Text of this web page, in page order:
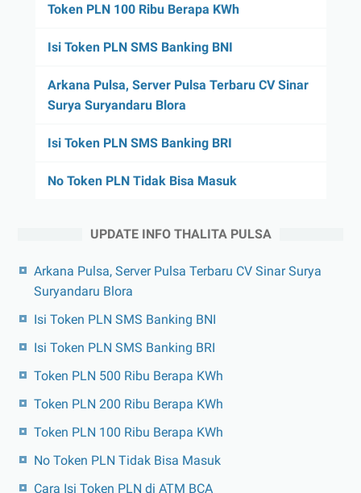
Token PLN 100 Ribu Berapa KWh
Isi Token PLN SMS Banking BNI
Arkana Pulsa, Server Pulsa Terbaru CV Sinar
Surya Suryandaru Blora
Isi Token PLN SMS Banking BRI
No Token PLN Tidak Bisa Masuk
UPDATE INFO THALITA PULSA
Arkana Pulsa, Server Pulsa Terbaru CV Sinar Surya
Suryandaru Blora
Isi Token PLN SMS Banking BNI
Isi Token PLN SMS Banking BRI
Token PLN 500 Ribu Berapa KWh
Token PLN 200 Ribu Berapa KWh
Token PLN 100 Ribu Berapa KWh
No Token PLN Tidak Bisa Masuk
Cara Isi Token PLN di ATM BCA